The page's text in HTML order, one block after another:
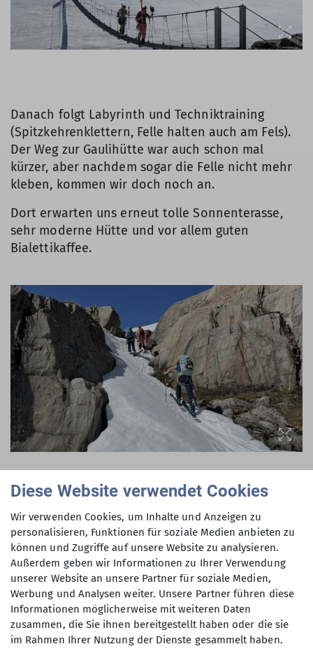
Danach folgt Labyrinth und Techniktraining
(Spitzkehrenklettern, Felle halten auch am Fels).
Der Weg zur Gaulihütte war auch schon mal
kürzer, aber nachdem sogar die Felle nicht mehr
kleben, kommen wir doch noch an.
Dort erwarten uns erneut tolle Sonnenterasse,
sehr moderne Hütte und vor allem guten
Bialettikaffee.
Diese Website verwendet Cookies
Wir verwenden Cookies, um Inhalte und Anzeigen zu
personalisieren, Funktionen für soziale Medien anbieten zu
können und Zugriffe auf unsere Website zu analysieren.
Außerdem geben wir Informationen zu Ihrer Verwendung
unserer Website an unsere Partner für soziale Medien,
Werbung und Analysen weiter. Unsere Partner führen diese
Informationen möglicherweise mit weiteren Daten
zusammen, die Sie ihnen bereitgestellt haben oder die sie
im Rahmen Ihrer Nutzung der Dienste gesammelt haben.